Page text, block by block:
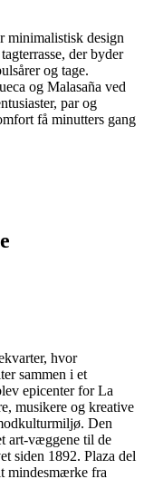
design
der byder
og tage.
og Malasaña ved
par og
få minutters gang
hvor
sammen i et
epicenter for La
musikere og kreative
Den
art-væggene til de
siden 1892. Plaza del
mindesmærke fra